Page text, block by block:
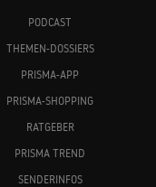
PODCAST
THEMEN-DOSSIERS
PRISMA-APP
PRISMA-SHOPPING
RATGEBER
PRISMA TREND
SENDERINFOS